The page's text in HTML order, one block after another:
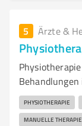
5 Ärzte &
PHYSIOTHERAPIE
MANUELLE THERAPIE